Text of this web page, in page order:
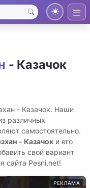
- Казачок
- Казачок. Наши
различных
самостоятельно.
- Казачок и его
свой вариант
сайта Pesni.net!
РЕКЛАМА